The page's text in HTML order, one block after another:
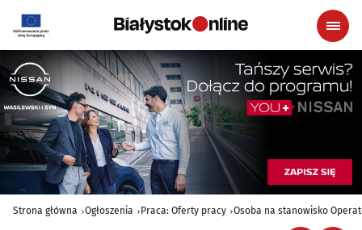
Strona główna Ogłoszenia Praca: Oferty pracy Osoba na stanowisko